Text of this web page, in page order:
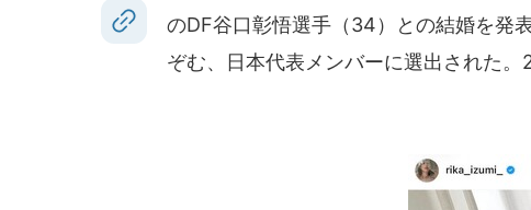
のDF谷口彰悟選手（34）との結婚を発
ぞむ、日本代表メンバーに選出された。